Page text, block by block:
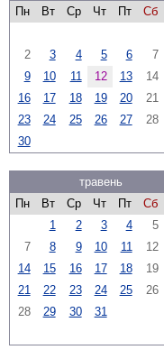
Пн
Вт Ср Чт Пт Сб
2
3 4 5 6 7
9
10 11 12 13 14
16
17 18 19 20 21
23
24 25 26 27 28
30
травень
Пн
Вт Ср Чт Пт Сб
1
2 3 4 5
7
8 9 10 11 12
14
15 16 17 18 19
21
22 23 24 25 26
28
29 30 31